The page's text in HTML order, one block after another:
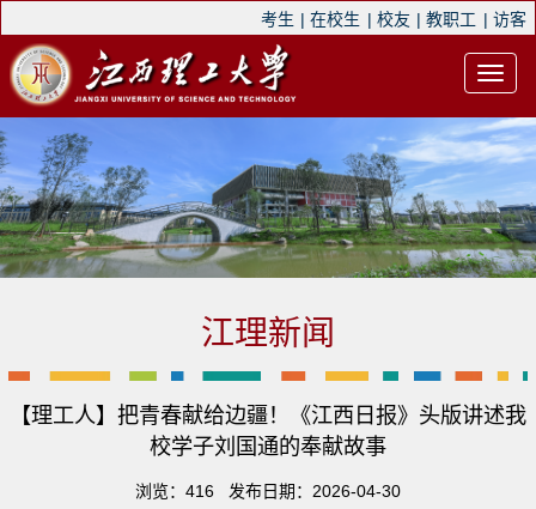
考生 | 在校生 | 校友 | 教职工 | 访客
江理新闻
【理工人】把青春献给边疆！《江西日报》头版讲述我
校学子刘国通的奉献故事
浏览： 416 发布日期：2026-04-30